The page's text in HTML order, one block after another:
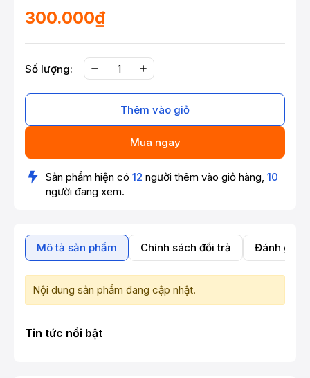
300.000₫
Số lượng:
Thêm vào giỏ
Mua ngay
Sản phẩm hiện có 12 người thêm vào giỏ hàng, 10
người đang xem.
Mô tả sản phẩm Chính sách đổi trả Đánh giá
Nội dung sản phẩm đang cập nhật.
Tin tức nổi bật